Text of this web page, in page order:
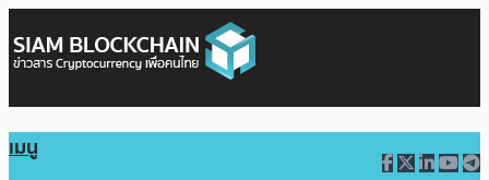
เมนู